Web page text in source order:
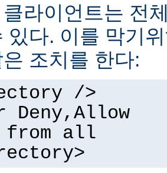
라이언트는 전
있다. 이를 막기
조치를 한다:
/>
Deny,Allow
from all